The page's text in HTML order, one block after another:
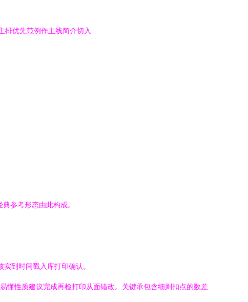
排优先范例作主线简介切入
参考形态由此构成。
到时间戳入库打印确认。
性质建议完成再检打印从面错改。关键承包含细则扣点的数差